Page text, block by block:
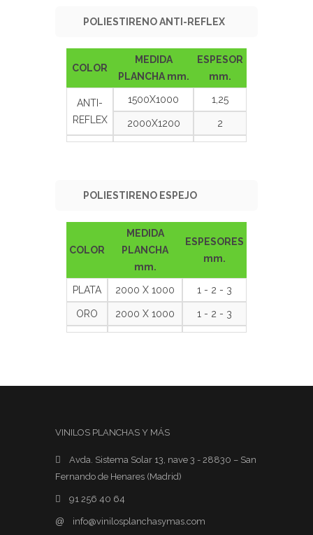
POLIESTIRENO ANTI-REFLEX
COLOR
MEDIDA
PLANCHA mm.
ESPESOR
mm.
ANTI-
REFLEX
1500X1000 1,25
2000X1200 2
POLIESTIRENO ESPEJO
COLOR
MEDIDA
PLANCHA
mm.
ESPESORES
mm.
PLATA 2000 X 1000 1 - 2 - 3
ORO 2000 X 1000 1 - 2 - 3
VINILOS PLANCHAS Y MÁS
Avda. Sistema Solar 13, nave 3 - 28830 – San
Fernando de Henares (Madrid)
91 256 40 64
@ info@vinilosplanchasymas.com